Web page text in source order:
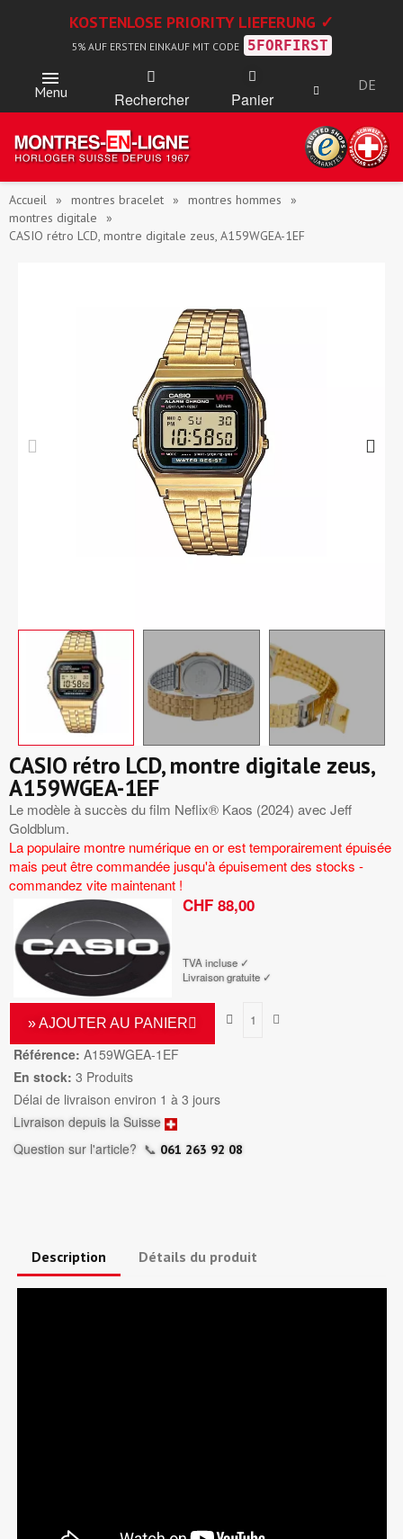
KOSTENLOSE PRIORITY LIEFERUNG ✓
5% AUF ERSTEN EINKAUF MIT CODE 5FORFIRST
Menu Rechercher Panier
DE
Accueil montres bracelet
montres hommes
montres digitale
CASIO rétro LCD, montre digitale zeus, A159WGEA-1EF
CASIO rétro LCD, montre digitale zeus,
A159WGEA-1EF
Le modèle à succès du film Neflix® Kaos (2024) avec Jeff
Goldblum.
La populaire montre numérique en or est temporairement épuisée
mais peut être commandée jusqu'à épuisement des stocks -
commandez vite maintenant !
CHF 88,00
TVA incluse ✓
Livraison gratuite ✓
» AJOUTER AU PANIER
Référence: A159WGEA-1EF
En stock: 3 Produits
Délai de livraison environ 1 à 3 jours
Livraison depuis la Suisse
Question sur l'article? 📞 061 263 92 08
Description Détails du produit